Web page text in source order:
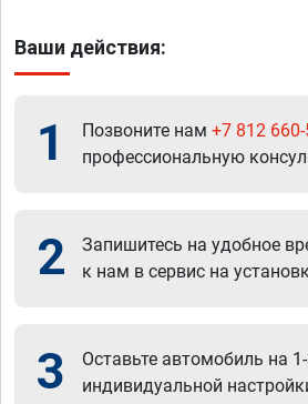
Ваши действия:
1 Позвоните нам +7 812
профессиональную
2
Запишитесь на удобное
к нам в сервис на
3
Оставьте автомобиль на
индивидуальной